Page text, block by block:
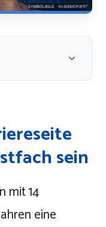
sein
mit 14
eine